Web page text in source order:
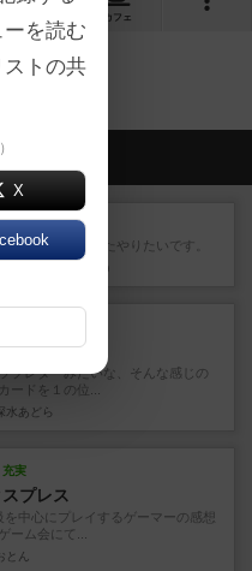
カフェ
ップに戻る
い投稿
イブ！
しめました。またやりたいです。
賢守(キムヒョンス)
ブレターみたいな、そんな感じの
ードを１の位...
水あどら
充実
プレス
を中心にプレイするゲーマーの感想
ーム会にて...
とん
を読む
トの共
X